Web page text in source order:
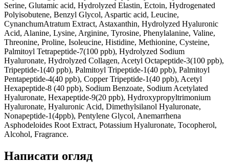
Serine, Glutamic acid, Hydrolyzed Elastin, Ectoin, Hydrogenated
Polyisobutene, Benzyl Glycol, Aspartic acid, Leucine,
CynanchumAtratum Extract, Astaxanthin, Hydrolyzed Hyaluronic
Acid, Alanine, Lysine, Arginine, Tyrosine, Phenylalanine, Valine,
Threonine, Proline, Isoleucine, Histidine, Methionine, Cysteine,
Palmitoyl Tetrapeptide-7(100 ppb), Hydrolyzed Sodium
Hyaluronate, Hydrolyzed Collagen, Acetyl Octapeptide-3(100 ppb),
Tripeptide-1(40 ppb), Palmitoyl Tripeptide-1(40 ppb), Palmitoyl
Pentapeptide-4(40 ppb), Copper Tripeptide-1(40 ppb), Acetyl
Hexapeptide-8 (40 ppb), Sodium Benzoate, Sodium Acetylated
Hyaluronate, Hexapeptide-9(20 ppb), Hydroxypropyltrimonium
Hyaluronate, Hyaluronic Acid, Dimethylsilanol Hyaluronate,
Nonapeptide-1(4ppb), Pentylene Glycol, Anemarrhena
Asphodeloides Root Extract, Potassium Hyaluronate, Tocopherol,
Alcohol, Fragrance.
Написати огляд